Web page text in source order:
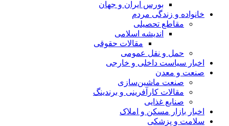
بورس ایران و جهان
خانواده و زندگی مردم
مقاطع تحصیلی
اندیشه اسلامی
مقالات حقوقی
حمل و نقل عمومی
اخبار سیاست داخلی و خارجی
صنعت و معدن
صنعت ماشین‌سازی
مقالات کارآفرینی و برندینگ
صنایع غذایی
اخبار بازار مسکن و املاک
سلامت و پزشکی